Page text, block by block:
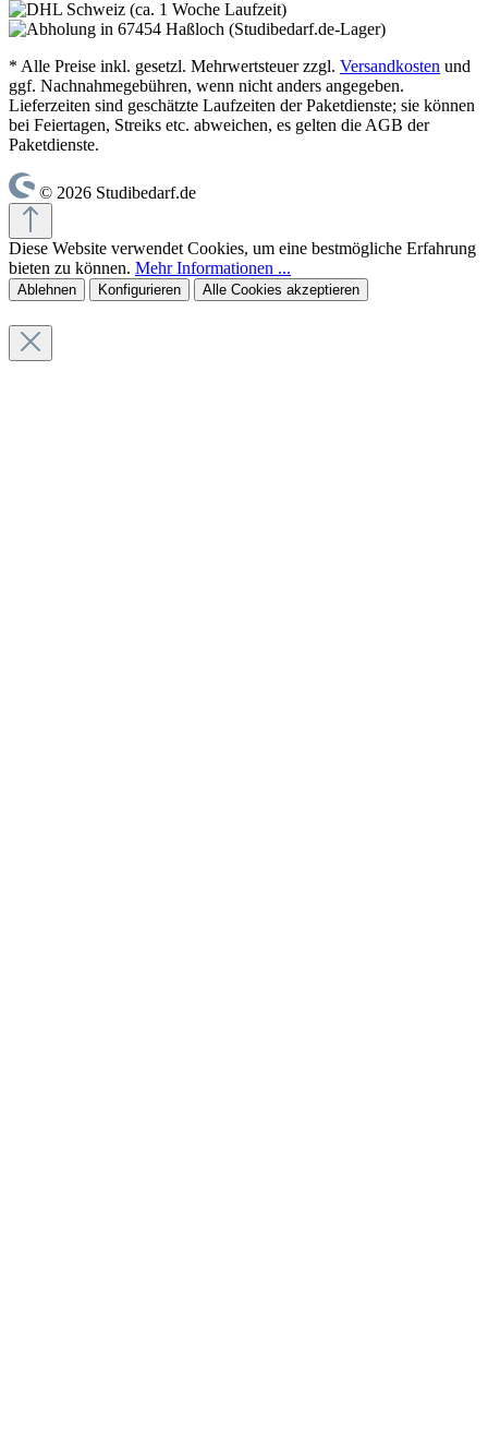
* Alle Preise inkl. gesetzl. Mehrwertsteuer zzgl. Versandkosten und
ggf. Nachnahmegebühren, wenn nicht anders angegeben.
Lieferzeiten sind geschätzte Laufzeiten der Paketdienste; sie können
bei Feiertagen, Streiks etc. abweichen, es gelten die AGB der
Paketdienste.
© 2026 Studibedarf.de
Diese Website verwendet Cookies, um eine bestmögliche Erfahrung
bieten zu können. Mehr Informationen ...
Ablehnen Konfigurieren Alle Cookies akzeptieren